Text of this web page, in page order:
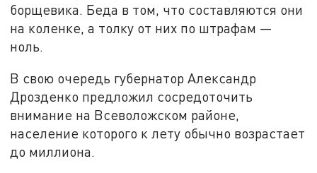
борщевика. Беда в том, что составляются они
на коленке, а толку от них по штрафам —
ноль.
В свою очередь губернатор Александр
Дрозденко предложил сосредоточить
внимание на Всеволожском районе,
население которого к лету обычно возрастает
до миллиона.